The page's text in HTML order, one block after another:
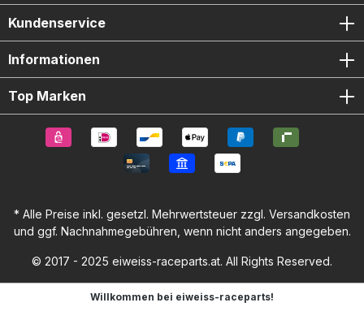
Kundenservice
Informationen
Top Marken
* Alle Preise inkl. gesetzl. Mehrwertsteuer zzgl. Versandkosten
und ggf. Nachnahmegebühren, wenn nicht anders angegeben.
© 2017 - 2025 eiweiss-raceparts.at. All Rights Reserved.
Willkommen bei eiweiss-raceparts!